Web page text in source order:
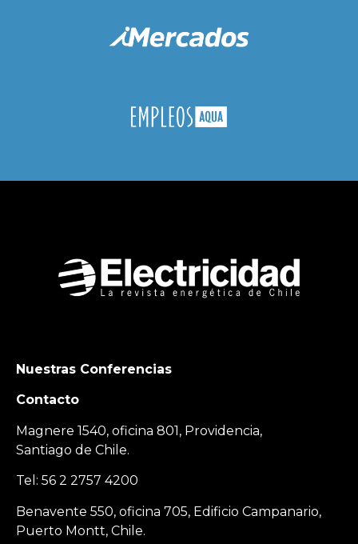
Nuestras Conferencias
Contacto
Magnere 1540, oficina 801, Providencia,
Santiago de Chile.
Tel: 56 2 2757 4200
Benavente 550, oficina 705, Edificio Campanario,
Puerto Montt, Chile.